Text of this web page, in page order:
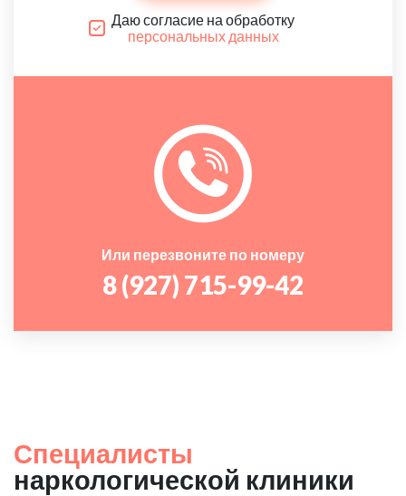
Даю согласие на обработку
персональных данных
Или перезвоните по номеру
8 (927) 715-99-42
Специалисты
наркологической клиники